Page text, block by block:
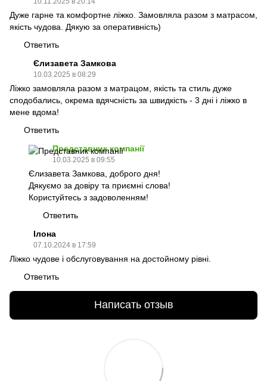
Дуже гарне та комфортне ліжко. Замовляла разом з матрасом,
якість чудова. Дякую за оперативність)
Ответить
Єлизавета Замкова
10.03.2025 в 08:29
Ліжко замовляла разом з матрацом, якість та стиль дуже
сподобались, окрема вдячсність за швидкість - 3 дні і ліжко в
мене вдома!
Ответить
Представник компанії
10.03.2025 в 09:55
Єлизавета Замкова, доброго дня!
Дякуємо за довіру та приємні слова!
Користуйтесь з задоволенням!
Ответить
Ілона
07.10.2024 в 17:59
Ліжко чудове і обслуговування на достойному рівні.
Ответить
Написать отзыв